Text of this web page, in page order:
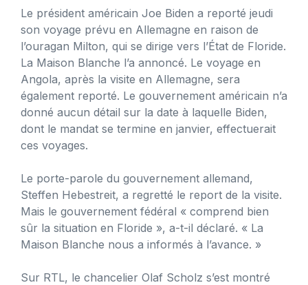
Le président américain Joe Biden a reporté jeudi
son voyage prévu en Allemagne en raison de
l’ouragan Milton, qui se dirige vers l’État de Floride.
La Maison Blanche l’a annoncé. Le voyage en
Angola, après la visite en Allemagne, sera
également reporté. Le gouvernement américain n’a
donné aucun détail sur la date à laquelle Biden,
dont le mandat se termine en janvier, effectuerait
ces voyages.
Le porte-parole du gouvernement allemand,
Steffen Hebestreit, a regretté le report de la visite.
Mais le gouvernement fédéral « comprend bien
sûr la situation en Floride », a-t-il déclaré. « La
Maison Blanche nous a informés à l’avance. »
Sur RTL, le chancelier Olaf Scholz s’est montré